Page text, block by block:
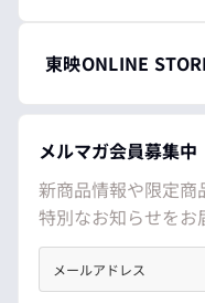
東映ONLINE
メルマガ会員募集中
新商品情報や限定商
特別なお知らせをお